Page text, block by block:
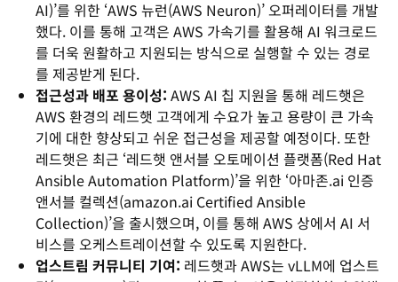
AI)’를 위한 ‘AWS 뉴런(AWS Neuron)’ 오퍼레이터를 개발
했다. 이를 통해 고객은 AWS 가속기를 활용해 AI 워크로드
를 더욱 원활하고 지원되는 방식으로 실행할 수 있는 경로
를 제공받게 된다.
접근성과 배포 용이성: AWS AI 칩 지원을 통해 레드햇은
AWS 환경의 레드햇 고객에게 수요가 높고 용량이 큰 가속
기에 대한 향상되고 쉬운 접근성을 제공할 예정이다. 또한
레드햇은 최근 ‘레드햇 앤서블 오토메이션 플랫폼(Red Hat
Ansible Automation Platform)’을 위한 ‘아마존.ai 인증
앤서블 컬렉션(amazon.ai Certified Ansible
Collection)’을 출시했으며, 이를 통해 AWS 상에서 AI 서
비스를 오케스트레이션할 수 있도록 지원한다.
업스트림 커뮤니티 기여: 레드햇과 AWS는 vLLM에 업스트